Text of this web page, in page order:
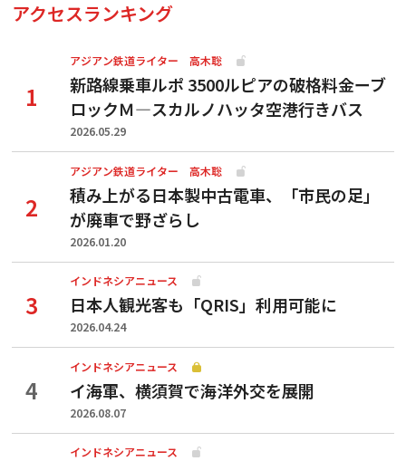
アクセスランキング
アジアン鉄道ライター 高木聡
新路線乗車ルポ 3500ルピアの破格料金ーブ
ロックＭ―スカルノハッタ空港行きバス
2026.05.29
アジアン鉄道ライター 高木聡
積み上がる日本製中古電車、「市民の足」
が廃車で野ざらし
2026.01.20
インドネシアニュース
日本人観光客も「QRIS」利用可能に
2026.04.24
インドネシアニュース
イ海軍、横須賀で海洋外交を展開
2026.08.07
インドネシアニュース